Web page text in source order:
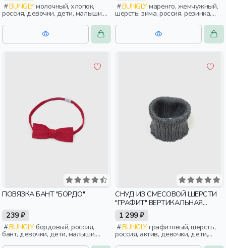
BUNGLYмолочный, хлопок,
россия, девочки, дети, малыши,
дошкольники
BUNGLYмаренго, жемчужный,
шерсть, зима, россия, резинка,
девочки, дети, малыши,
дошкольники
ПОВЯЗКА БАНТ "БОРДО"
239 ₽
BUNGLYбордовый, россия,
бант, девочки, дети, малыши,
СНУД ИЗ СМЕСОВОЙ ШЕРСТИ
"ГРАФИТ" ВЕРТИКАЛЬНАЯ
ВЯЗКА
1 299 ₽
BUNGLYграфитовый, шерсть,
россия, актив, девочки, дети,
малыши, дошкольники